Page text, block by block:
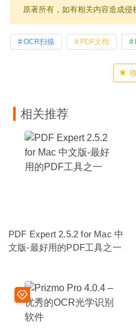
原著所有，如有相关内容造成侵
OCR扫描 PDF文档
相关推荐
PDF Expert 2.5.2 for Mac 中
文版-最好用的PDF工具之一